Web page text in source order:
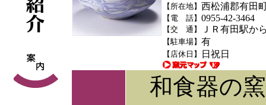
【所在地】 西松浦郡有田
【電 話】 0955-42-3464
【交 通】 ＪＲ有田駅か
【駐車場】 有
【店休日】 日祝日
和食器の